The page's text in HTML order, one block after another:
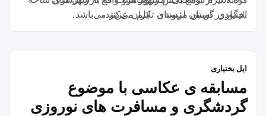
الیگودرز استان لرستان ایران عزیز می‌باشد.
بختیاری گویش مئیوندی تکلم می‌کنند.
ایل بختیاری
مسابقه ی عکاسی با موضوع
گردشگری و مسافرت های نوروزی